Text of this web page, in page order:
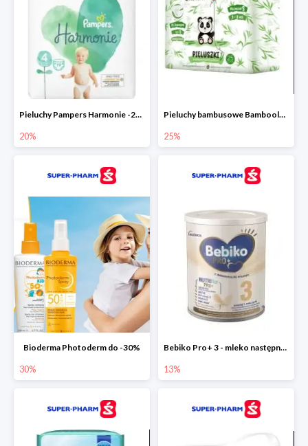
Pieluchy Pampers Harmonie -20%
20%
Pieluchy bambusowe Bamboolove S -25%
25%
Bioderma Photoderm do -30%
30%
Bebiko Pro+ 3 - mleko następne dla dzieci -13%
13%